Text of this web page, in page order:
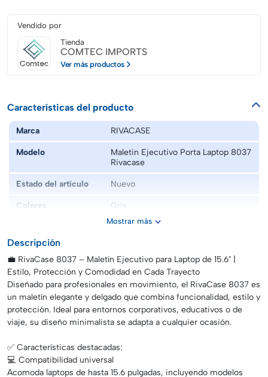
Vendido por
Tienda
COMTEC IMPORTS
Ver más productos
Características del producto
Marca RIVACASE
Modelo
Maletin Ejecutivo Porta Laptop 8037
Rivacase
Estado del artículo Nuevo
Colores Gris
Medidas externas: 29 x 42 x 5 cm
Mostrar más
Descripción
💼 RivaCase 8037 – Maletín Ejecutivo para Laptop de 15.6" |
Estilo, Protección y Comodidad en Cada Trayecto
Diseñado para profesionales en movimiento, el RivaCase 8037 es
un maletín elegante y delgado que combina funcionalidad, estilo y
protección. Ideal para entornos corporativos, educativos o de
viaje, su diseño minimalista se adapta a cualquier ocasión.
✅ Características destacadas:
💻 Compatibilidad universal
Acomoda laptops de hasta 15.6 pulgadas, incluyendo modelos